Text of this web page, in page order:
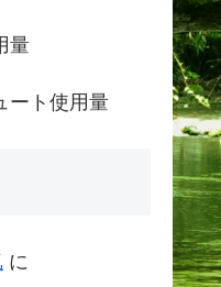
量
ート使用量
に